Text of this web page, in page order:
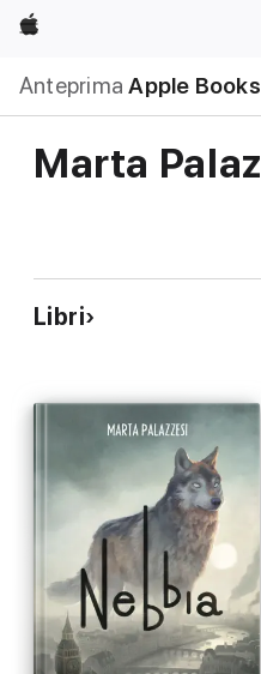
Apple
Anteprima Apple Books
locale
Apri
Menu
Marta
Libri